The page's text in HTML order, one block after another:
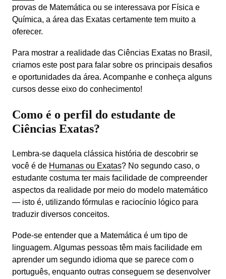
provas de Matemática ou se interessava por Física e
Química, a área das Exatas certamente tem muito a
oferecer.
Para mostrar a realidade das Ciências Exatas no Brasil,
criamos este post para falar sobre os principais desafios
e oportunidades da área. Acompanhe e conheça alguns
cursos desse eixo do conhecimento!
Como é o perfil do estudante de
Ciências Exatas?
Lembra-se daquela clássica história de descobrir se
você é de Humanas ou Exatas? No segundo caso, o
estudante costuma ter mais facilidade de compreender
aspectos da realidade por meio do modelo matemático
— isto é, utilizando fórmulas e raciocínio lógico para
traduzir diversos conceitos.
Pode-se entender que a Matemática é um tipo de
linguagem. Algumas pessoas têm mais facilidade em
aprender um segundo idioma que se parece com o
português, enquanto outras conseguem se desenvolver